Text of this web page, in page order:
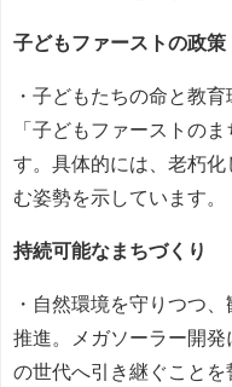
子どもファーストの政策
・子どもたちの命と教
「子どもファーストの
す。具体的には、老朽
む姿勢を示しています。
持続可能なまちづくり
・自然環境を守りつつ
推進。メガソーラー開
の世代へ引き継ぐことを